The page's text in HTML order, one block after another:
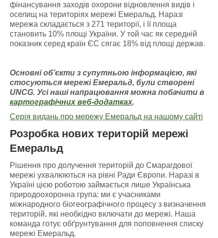
фінансування заходів охорони відновлення видів і
оселищ на територіях мережі Емеральд. Наразі
мережа складається з 271 території, і її площа
становить 10% площі України. У той час як середній
показник серед країн ЄС сягає 18% від площі держав.
Основні об’єкти з супутньою інформацією, які
стосуються мережі Емеральд, були створені
UNCG. Усі наші напрацювання можна побачити в
картографічних веб-додатках.
Серія видань про мережу Емеральд на нашому сайті
Розробка нових територій мережі
Емеральд
Рішення про долучення територій до Смарагдової
мережі ухвалюються на рівні Ради Європи. Наразі в
Україні цією роботою займається лише Українська
природоохоронна група: ми є учасниками
міжнародного біогеографічного процесу з визначення
територій, які необхідно включати до мережі. Наша
команда готує обґрунтування для поповнення списку
мережі Емеральд.